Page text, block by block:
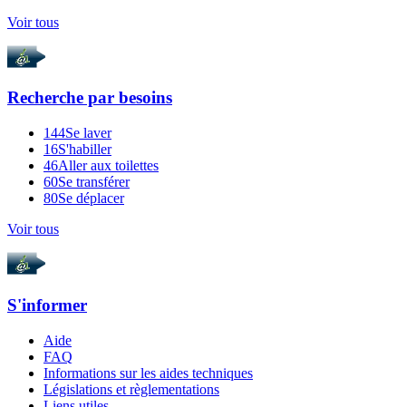
Voir tous
Recherche par besoins
144Se laver
16S'habiller
46Aller aux toilettes
60Se transférer
80Se déplacer
Voir tous
S'informer
Aide
FAQ
Informations sur les aides techniques
Législations et règlementations